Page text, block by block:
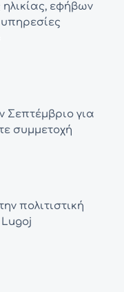
εφήβων
για
συμμετοχή
πολιτιστική
Lugoj